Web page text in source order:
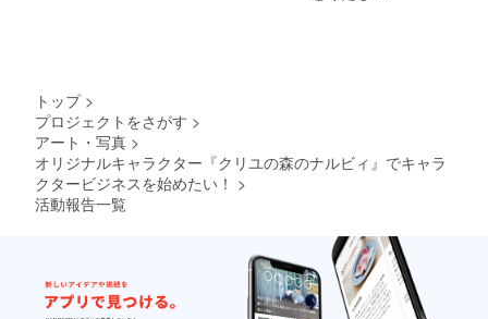
メモ
帳 A７
（W7.4
×H10.5
cm）
100ペー
トップ >
プロジェクトをさがす >
アート・写真 >
オリジナルキャラクター『クリユの森のナルビィ』でキャラ
クタービジネスを始めたい！ >
活動報告一覧